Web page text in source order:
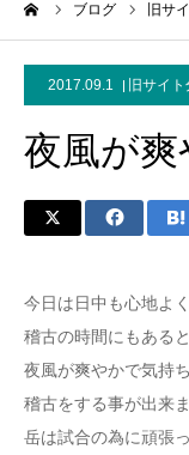
ブログ 旧サ
2017.09.1 旧サイ
夜風が
今日は日中も心地よく
稽古の時間にもあると
夜風が爽やかで気持
稽古をする事が出来
岳は試合の為に頑張